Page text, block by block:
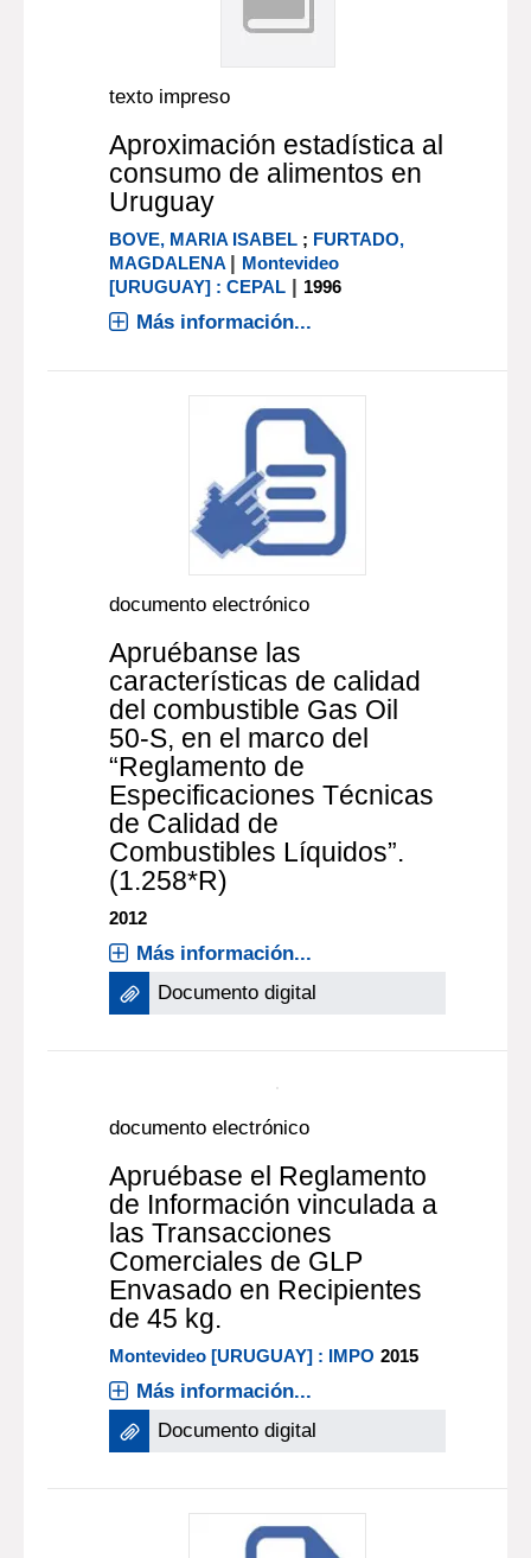
texto impreso
Aproximación estadística al
consumo de alimentos en
Uruguay
BOVE, MARIA ISABEL ; FURTADO,
MAGDALENA | Montevideo
[URUGUAY] : CEPAL | 1996
Más información...
documento electrónico
Apruébanse las
características de calidad
del combustible Gas Oil
50-S, en el marco del
“Reglamento de
Especificaciones Técnicas
de Calidad de
Combustibles Líquidos”.
(1.258*R)
2012
Más información...
Documento digital
documento electrónico
Apruébase el Reglamento
de Información vinculada a
las Transacciones
Comerciales de GLP
Envasado en Recipientes
de 45 kg.
Montevideo [URUGUAY] : IMPO 2015
Más información...
Documento digital